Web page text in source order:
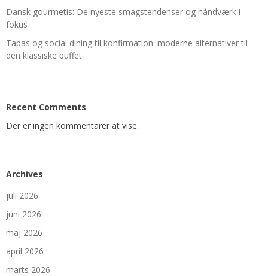
Dansk gourmetis: De nyeste smagstendenser og håndværk i
fokus
Tapas og social dining til konfirmation: moderne alternativer til
den klassiske buffet
Recent Comments
Der er ingen kommentarer at vise.
Archives
juli 2026
juni 2026
maj 2026
april 2026
marts 2026